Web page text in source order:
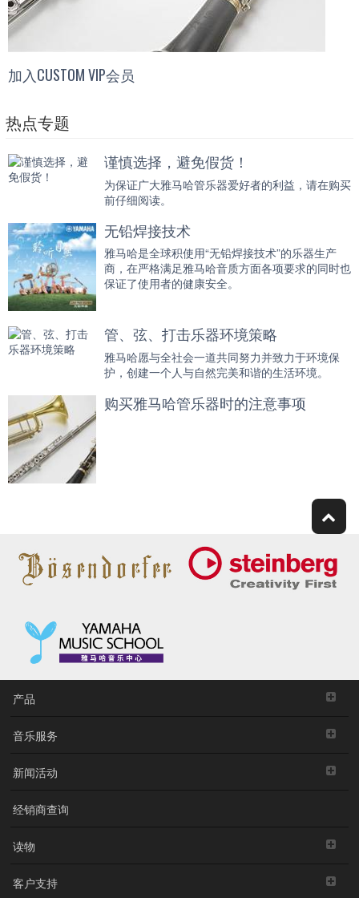
加入CUSTOM VIP会员
热点专题
谨慎选择，避免假货！
为保证广大雅马哈管乐器爱好者的利益，请在购买
前仔细阅读。
无铅焊接技术
雅马哈是全球积使用“无铅焊接技术”的乐器生产
商，在严格满足雅马哈音质方面各项要求的同时也
保证了使用者的健康安全。
管、弦、打击乐器环境策略
雅马哈愿与全社会一道共同努力并致力于环境保
护，创建一个人与自然完美和谐的生活环境。
购买雅马哈管乐器时的注意事项
产品
音乐服务
新闻活动
经销商查询
读物
客户支持